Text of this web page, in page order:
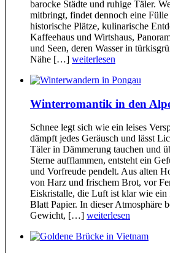
barocke Städte und ruhige Täler.
mitbringt, findet dennoch eine
historische Plätze, kulinarische
Kaffeehaus und Wirtshaus,
und Seen, deren Wasser in
Nähe […] weiterlesen
Winterromantik in den
Schnee legt sich wie ein leises
dämpft jedes Geräusch und lässt
Täler in Dämmerung tauchen und
Sterne aufflammen, entsteht ein
und Vorfreude pendelt. Aus alten
von Harz und frischem Brot, vor
Eiskristalle, die Luft ist klar wie ein
Blatt Papier. In dieser Atmosphäre
Gewicht, […] weiterlesen